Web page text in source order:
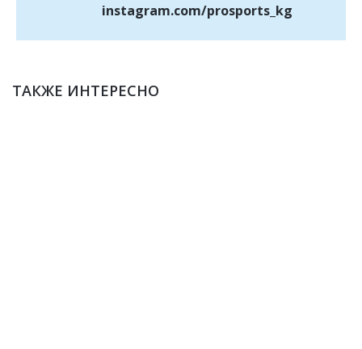
instagram.com/prosports_kg
ТАКЖЕ ИНТЕРЕСНО